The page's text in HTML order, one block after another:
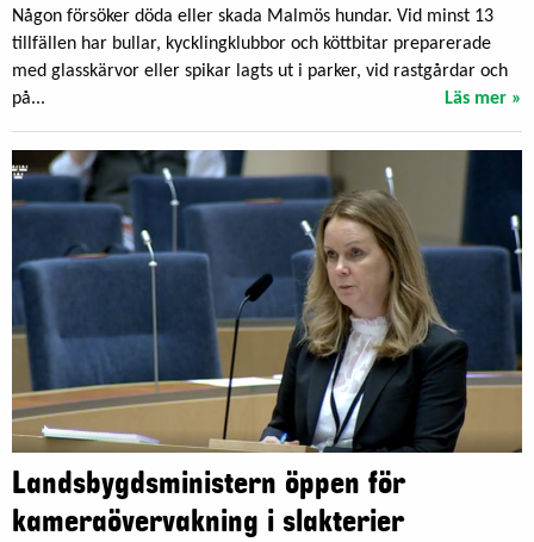
Någon försöker döda eller skada Malmös hundar. Vid minst 13
tillfällen har bullar, kycklingklubbor och köttbitar preparerade
med glasskärvor eller spikar lagts ut i parker, vid rastgårdar och
på...
Läs mer »
Landsbygdsministern öppen för
kameraövervakning i slakterier